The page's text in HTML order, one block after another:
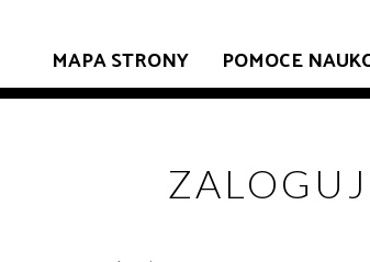
MAPA STRONY POMOCE